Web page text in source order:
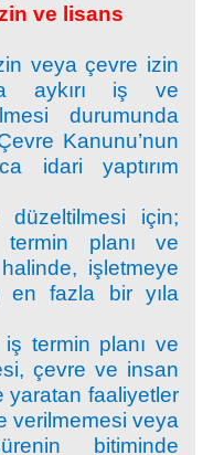
ve lisans
veya çevre izin
aykırı iş ve
durumunda
Kanunu’nun
idari yaptırım
düzeltilmesi için;
planı ve
işletmeye
en fazla bir yıla
iş termin planı ve
çevre ve insan
yaratan faaliyetler
verilmemesi veya
bitiminde